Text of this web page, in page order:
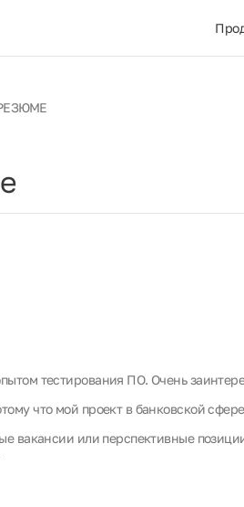
тестирования ПО. Очень
что мой проект в банковской
вакансии или перспективные